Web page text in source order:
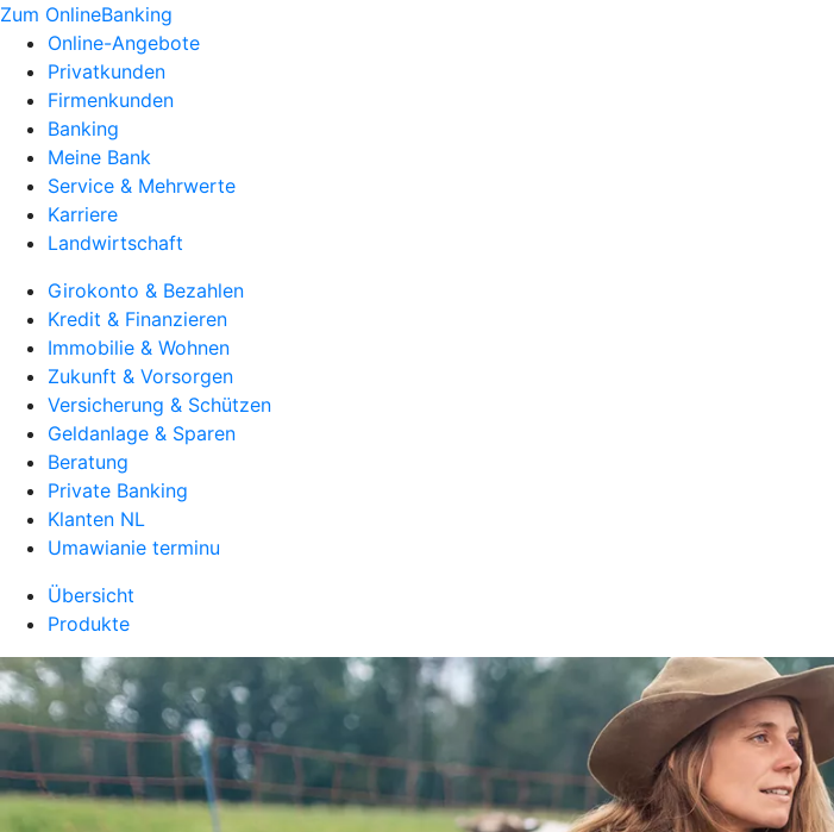
Zum OnlineBanking
Online-Angebote
Privatkunden
Firmenkunden
Banking
Meine Bank
Service & Mehrwerte
Karriere
Landwirtschaft
Girokonto & Bezahlen
Kredit & Finanzieren
Immobilie & Wohnen
Zukunft & Vorsorgen
Versicherung & Schützen
Geldanlage & Sparen
Beratung
Private Banking
Klanten NL
Umawianie terminu
Übersicht
Produkte